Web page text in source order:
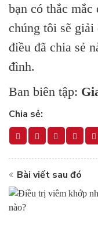
bạn có thắc
chúng tôi sẽ
điều đã chia sẻ
đình.
Ban biên tập:
Chia sẻ:
Bài viết sau đó